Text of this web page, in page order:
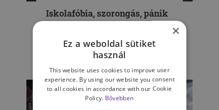
Iskolafóbia, szorongás, pánik
– hogyan segíthetünk
×
Ez a weboldal sütiket
használ
This website uses cookies to improve user
experience. By using our website you consent
to all cookies in accordance with our Cookie
Policy. Bővebben